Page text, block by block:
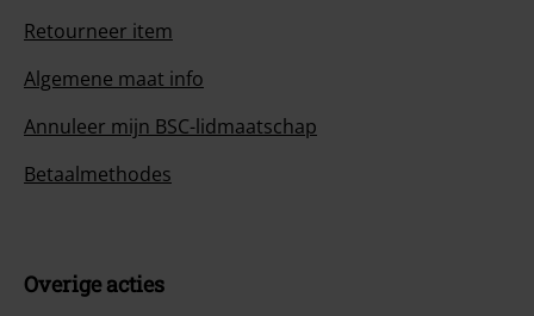
Retourneer item
Algemene maat info
Annuleer mijn BSC-lidmaatschap
Betaalmethodes
Overige acties